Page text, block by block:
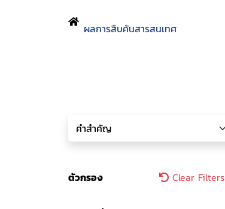
ผลการสืบค้นสารสนเทศ
ตัวกรอง Clear Filters